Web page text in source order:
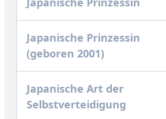
Japanische Prinzessin
(geboren 2001)
Japanische Art der
Selbstverteidigung